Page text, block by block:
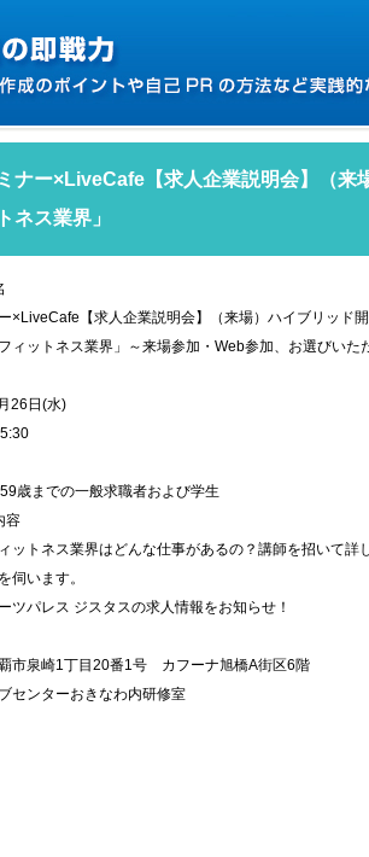
ナー×LiveCafe【求人企業説明会】（来
ネス業界」
×LiveCafe【求人企業説明会】（来場）ハイブリッド
ィットネス業界」～来場参加・Web参加、お選びいた
26日(水)
歳までの一般求職者および学生
容
ットネス業界はどんな仕事があるの？講師を招いて詳
伺います。
ツパレス ジスタスの求人情報をお知らせ！
市泉崎1丁目20番1号 カフーナ旭橋A街区6階
センターおきなわ内研修室